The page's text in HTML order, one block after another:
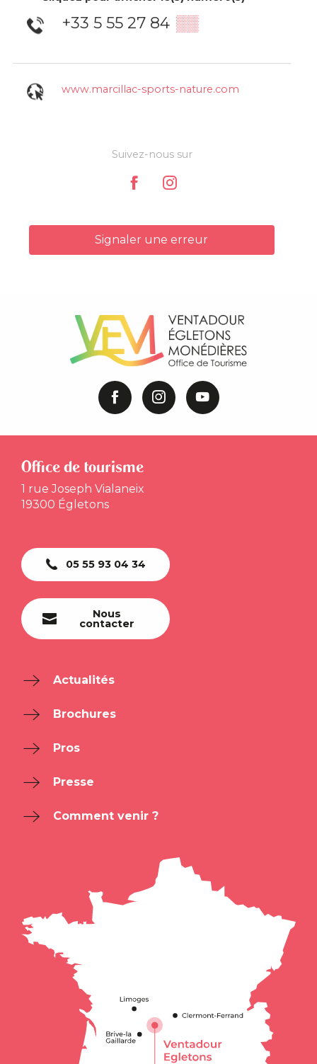
+33 5 55 27 84 ▒▒
www.marcillac-sports-nature.com
Suivez-nous sur
Signaler une erreur
Office de tourisme
1 rue Joseph Vialaneix
19300 Égletons
05 55 93 04 34
Nous
contacter
Actualités
Brochures
Pros
Presse
Comment venir ?